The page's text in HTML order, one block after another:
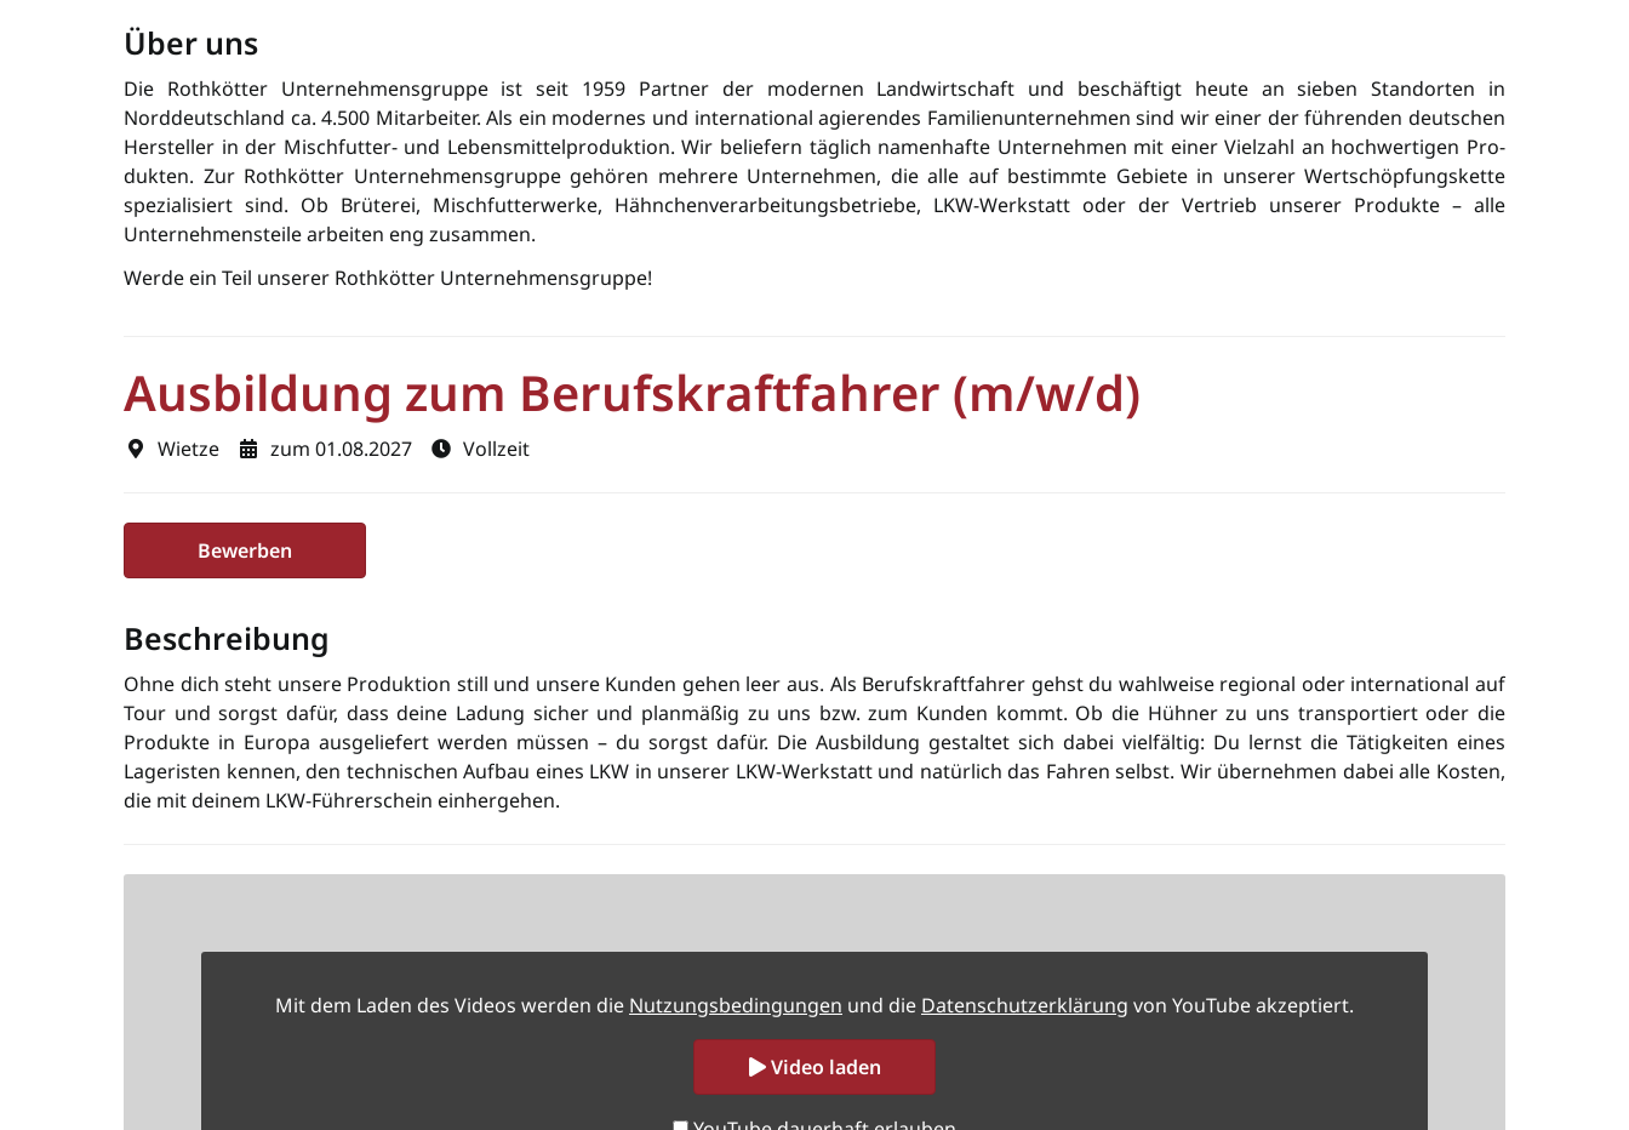
Ausbildung zum Berufskraftfahrer (m/w/d)
Wietze zum 01.08.2027 Vollzeit
Bewerben
Über uns
Die Rothkötter Unternehmensgruppe ist seit 1959 Partner der modernen Landwirtschaft und beschäftigt heute an sieben Standorten in
Norddeutschland ca. 4.500 Mitarbeiter. Als ein modernes und international agierendes Familienunternehmen sind wir einer der füh­ren­den deutschen
Her­steller in der Misch­futter- und Lebensmittelproduktion. Wir beliefern täglich namenhafte Unter­neh­men mit einer Vielzahl an hochwertigen Pro­
dukten. Zur Rothkötter Unternehmensgruppe gehören mehrere Unternehmen, die alle auf bestimmte Gebiete in unserer Wertschöpfungskette
spezialisiert sind. Ob Brüterei, Mischfutterwerke, Hähnchenverarbeitungsbetriebe, LKW-Werkstatt oder der Vertrieb unserer Produkte – alle
Unternehmensteile arbeiten eng zusammen.
Werde ein Teil unserer Rothkötter Unternehmensgruppe!
Beschreibung
Ohne dich steht unsere Produktion still und unsere Kunden gehen leer aus. Als Berufskraftfahrer gehst du wahlweise regional oder international auf
Tour und sorgst dafür, dass deine Ladung sicher und planmäßig zu uns bzw. zum Kunden kommt. Ob die Hühner zu uns transportiert oder die
Produkte in Europa ausgeliefert werden müssen – du sorgst dafür. Die Ausbildung gestaltet sich dabei vielfältig: Du lernst die Tätigkeiten eines
Lageristen kennen, den technischen Aufbau eines LKW in unserer LKW-Werkstatt und natürlich das Fahren selbst. Wir übernehmen dabei alle Kosten,
die mit deinem LKW-Führerschein einhergehen.
Mit dem Laden des Videos werden die Nutzungsbedingungen und die Datenschutzerklärung von YouTube akzeptiert.
Video laden